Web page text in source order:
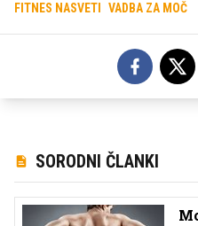
FITNES NASVETI VADBA ZA MOČ
SORODNI ČLANKI